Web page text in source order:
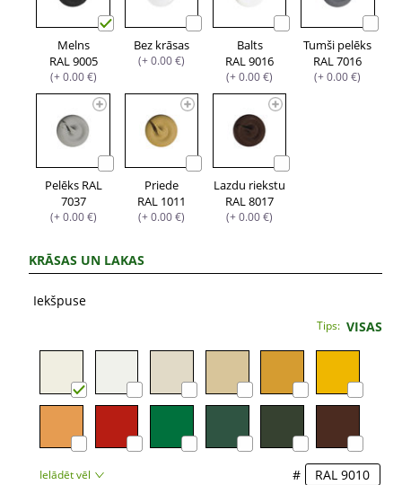
Melns
RAL 9005
(+ 0.00 €)
Bez krāsas
(+ 0.00 €)
Balts
RAL 9016
(+ 0.00 €)
Tumši pelēks
RAL 7016
(+ 0.00 €)
Pelēks RAL
7037
(+ 0.00 €)
Priede
RAL 1011
(+ 0.00 €)
Lazdu riekstu
RAL 8017
(+ 0.00 €)
KRĀSAS UN LAKAS
Iekšpuse
Tips: VISAS
Ielādēt vēl #